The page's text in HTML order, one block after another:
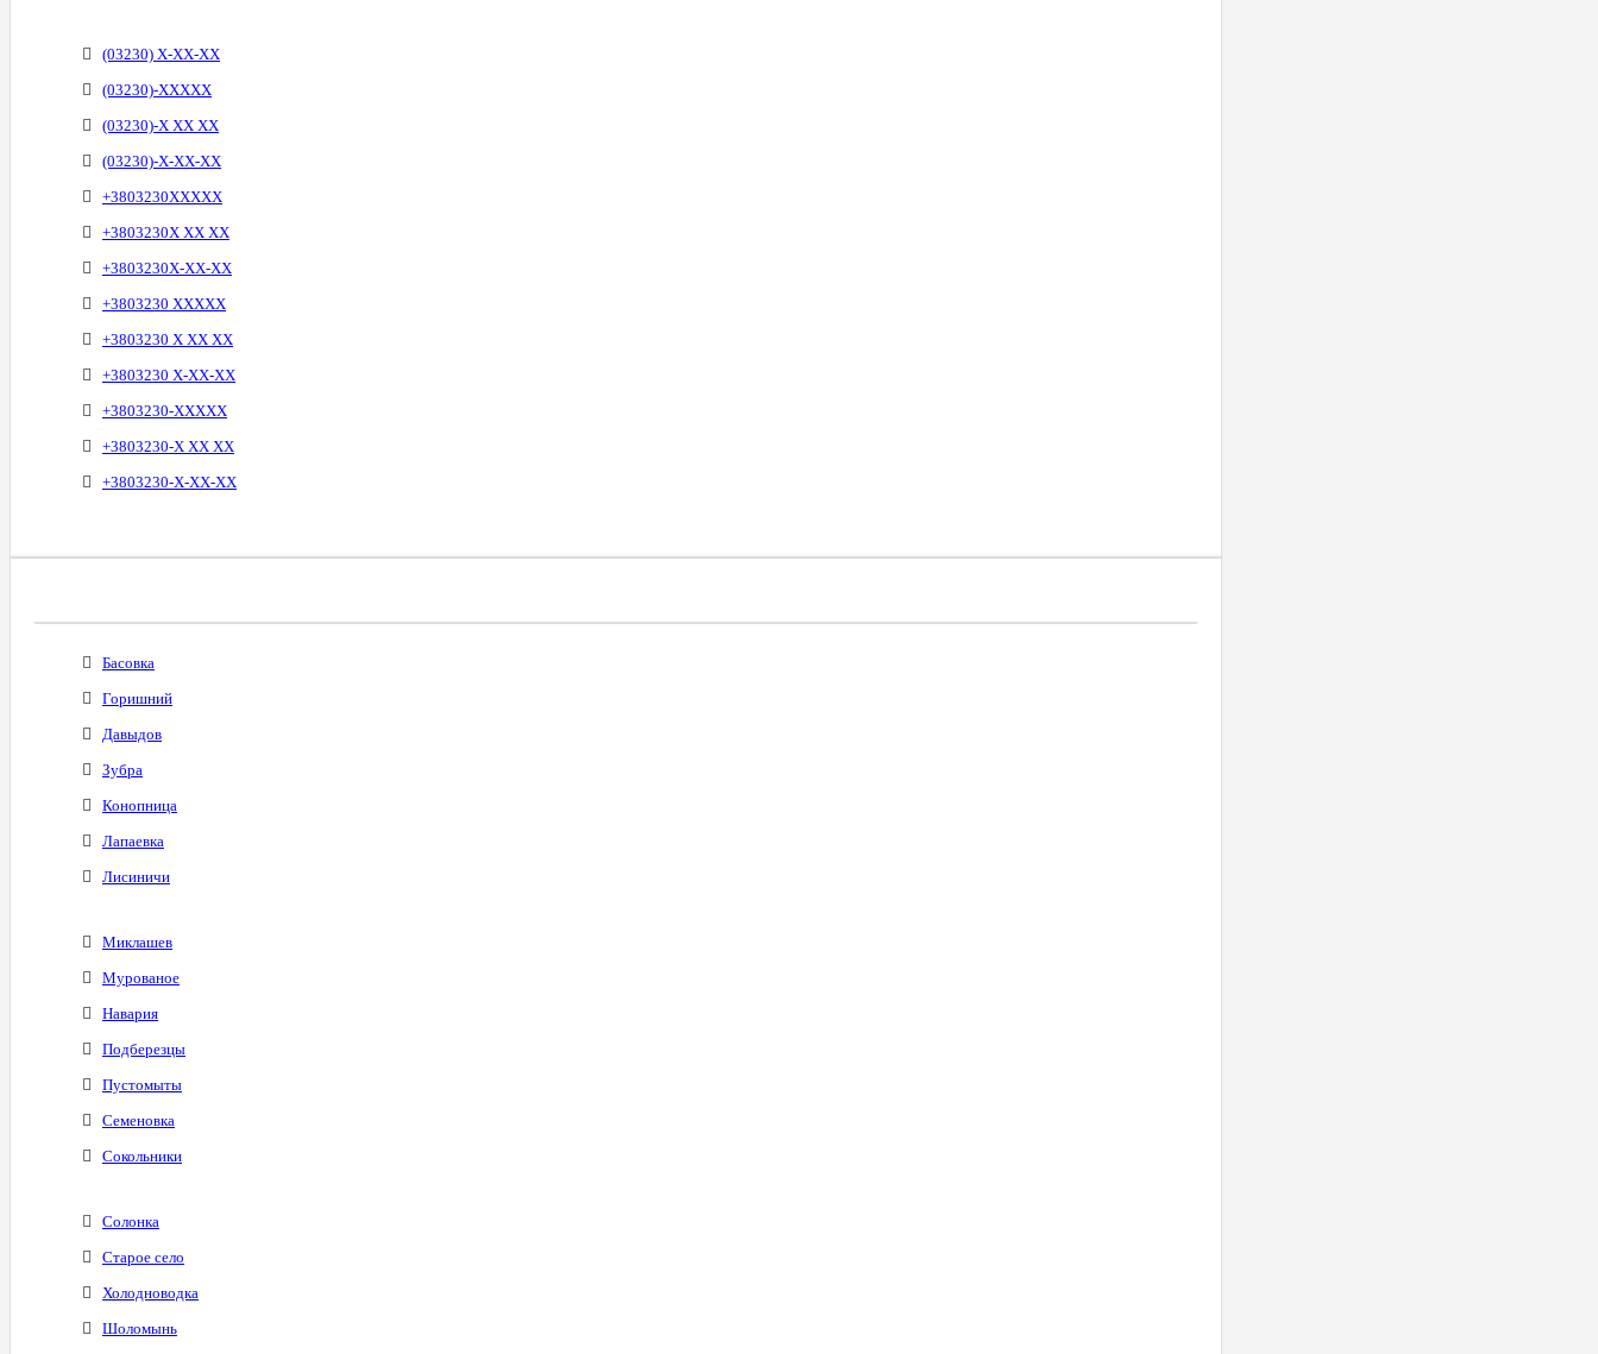
(03230) X-XX-XX
(03230)-XXXXX
(03230)-X XX XX
(03230)-X-XX-XX
+3803230XXXXX
+3803230X XX XX
+3803230X-XX-XX
+3803230 XXXXX
+3803230 X XX XX
+3803230 X-XX-XX
+3803230-XXXXX
+3803230-X XX XX
+3803230-X-XX-XX
Басовка
Горишний
Давыдов
Зубра
Конопница
Лапаевка
Лисиничи
Миклашев
Мурованое
Навария
Подберезцы
Пустомыты
Семеновка
Сокольники
Солонка
Старое село
Холодноводка
Шоломынь